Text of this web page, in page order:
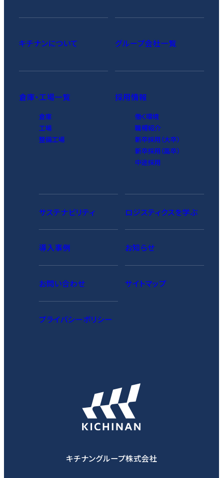
キチナンについて
倉庫・工場一覧
倉庫
工場
整備工場
グループ会社一覧
採用情報
働く環境
職種紹介
新卒採用（大卒）
新卒採用（高卒）
中途採用
サステナビリティ ロジスティクスを学ぶ
導入事例 お知らせ
お問い合わせ サイトマップ
プライバシーポリシー
キチナングループ株式会社